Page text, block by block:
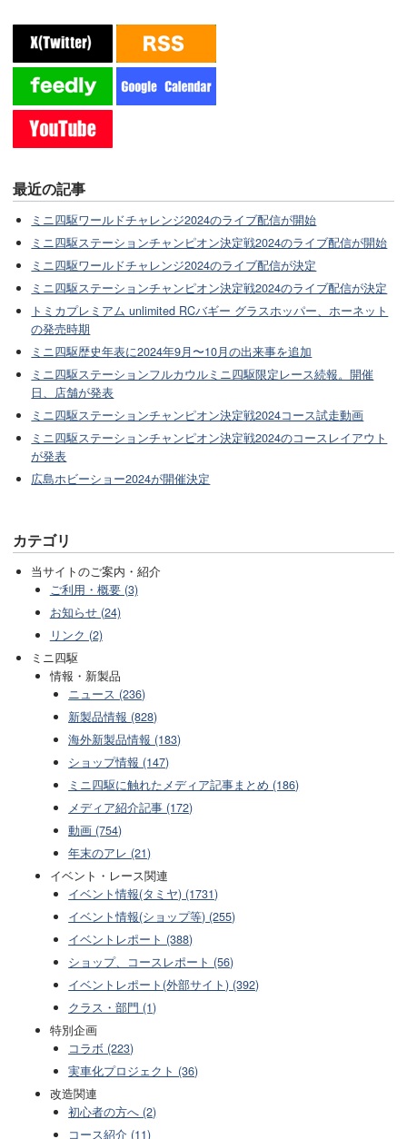
最近の記事
ミニ四駆ワールドチャレンジ2024のライブ配信が開始
ミニ四駆ステーションチャンピオン決定戦2024のライブ配信が開始
ミニ四駆ワールドチャレンジ2024のライブ配信が決定
ミニ四駆ステーションチャンピオン決定戦2024のライブ配信が決定
トミカプレミアム unlimited RCバギー グラスホッパー、ホーネット
の発売時期
ミニ四駆歴史年表に2024年9月〜10月の出来事を追加
ミニ四駆ステーションフルカウルミニ四駆限定レース続報。開催
日、店舗が発表
ミニ四駆ステーションチャンピオン決定戦2024コース試走動画
ミニ四駆ステーションチャンピオン決定戦2024のコースレイアウト
が発表
広島ホビーショー2024が開催決定
カテゴリ
当サイトのご案内・紹介
ご利用・概要 (3)
お知らせ (24)
リンク (2)
ミニ四駆
情報・新製品
ニュース (236)
新製品情報 (828)
海外新製品情報 (183)
ショップ情報 (147)
ミニ四駆に触れたメディア記事まとめ (186)
メディア紹介記事 (172)
動画 (754)
年末のアレ (21)
イベント・レース関連
イベント情報(タミヤ) (1731)
イベント情報(ショップ等) (255)
イベントレポート (388)
ショップ、コースレポート (56)
イベントレポート(外部サイト) (392)
クラス・部門 (1)
特別企画
コラボ (223)
実車化プロジェクト (36)
改造関連
初心者の方へ (2)
コース紹介 (11)